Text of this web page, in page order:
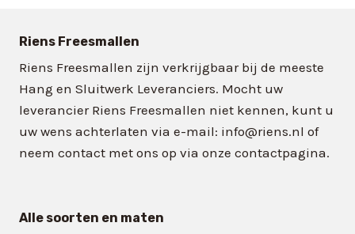
Riens Freesmallen
Riens Freesmallen zijn verkrijgbaar bij de meeste
Hang en Sluitwerk Leveranciers. Mocht uw
leverancier Riens Freesmallen niet kennen, kunt u
uw wens achterlaten via e-mail: info@riens.nl of
neem contact met ons op via onze contactpagina.
Alle soorten en maten